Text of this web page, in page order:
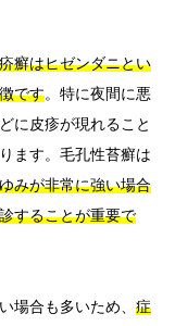
疥癬はヒゼンダニとい
です。特に夜間に悪
に皮疹が現れること
ます。毛孔性苔癬は
みが非常に強い場合
することが重要で
場合も多いため、 症